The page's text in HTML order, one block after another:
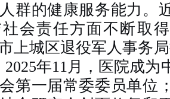
群的健康服务能力。
会责任方面不断取
上城区退役军人事务
2025年11月，医院成为
第一届常委委员单位